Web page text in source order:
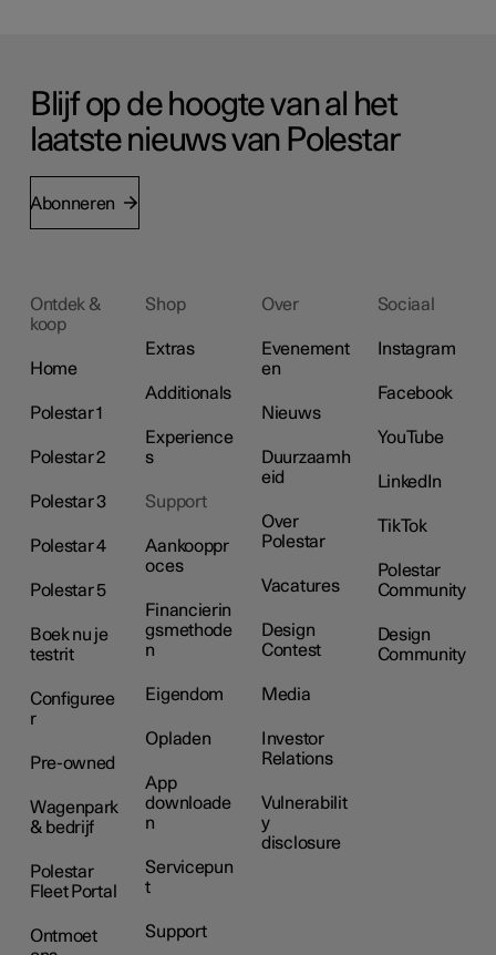
Blijf op de hoogte van al het
laatste nieuws van Polestar
Abonneren
Ontdek &
koop
Home
Polestar 1
Polestar 2
Polestar 3
Polestar 4
Polestar 5
Boek nu je
testrit
Configuree
r
Pre-owned
Wagenpark
& bedrijf
Polestar
Fleet Portal
Ontmoet
Shop
Extras
Additionals
Experience
s
Support
Aankooppr
oces
Financierin
gsmethode
n
Eigendom
Opladen
App
downloade
n
Servicepun
t
Support
Over
Evenement
en
Nieuws
Duurzaamh
eid
Over
Polestar
Vacatures
Design
Contest
Media
Investor
Relations
Vulnerabilit
y
disclosure
Sociaal
Instagram
Facebook
YouTube
LinkedIn
TikTok
Polestar
Community
Design
Community